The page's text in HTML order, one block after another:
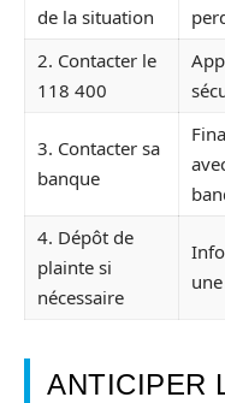
de la situation
2. Contacter le
118 400
3. Contacter sa
banque
4. Dépôt de
plainte si
nécessaire
ANTICIPER